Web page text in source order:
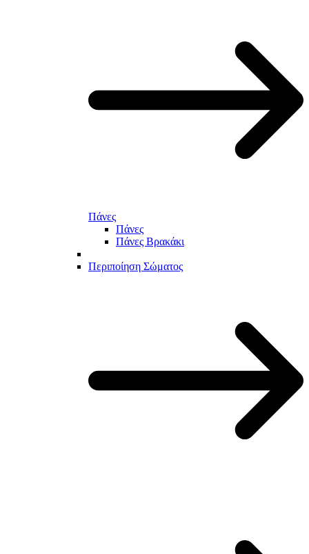
Πάνες
Πάνες
Πάνες Βρακάκι
Περιποίηση Σώματος